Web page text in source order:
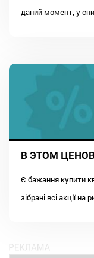
даний момент, у
В ЭТОМ
Є бажання купити
зібрані всі акції